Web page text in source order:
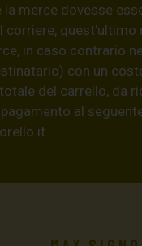
la merce dovesse
corriere, quest’ultimo
in caso contrario
con un
del carrello, da
al